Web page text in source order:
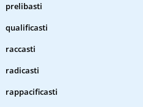
prelibasti
qualificasti
raccasti
radicasti
rappacificasti